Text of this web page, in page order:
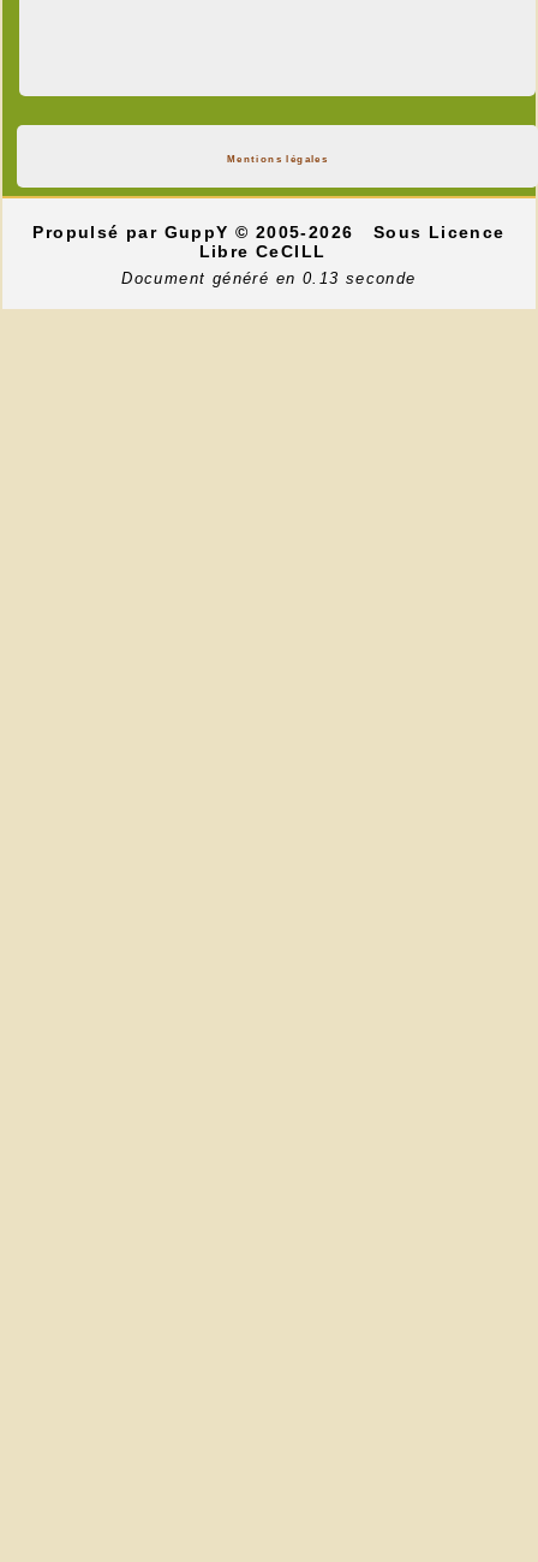
Mentions légales
Propulsé par GuppY© 2005-2026
Sous Licence
Libre CeCILL
Document généré en 0.13 seconde